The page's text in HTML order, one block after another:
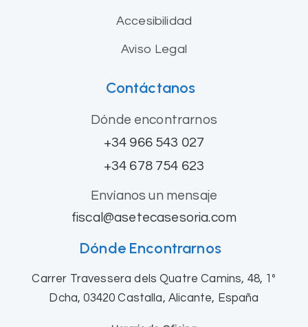
Accesibilidad
Aviso Legal
Contáctanos
Dónde encontrarnos
+34 966 543 027
+34 678 754 623
Envíanos un mensaje
fiscal@asetecasesoria.com
Dónde Encontrarnos
Carrer Travessera dels Quatre Camins, 48, 1º
Dcha, 03420 Castalla, Alicante, España